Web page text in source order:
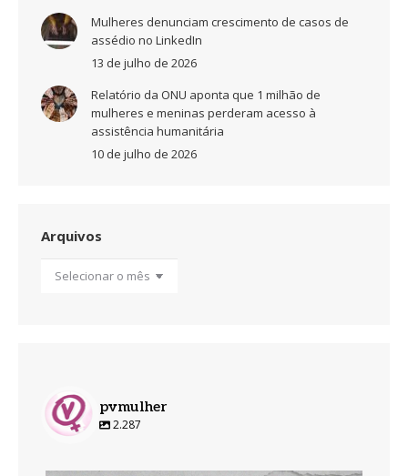
Mulheres denunciam crescimento de casos de
assédio no LinkedIn
13 de julho de 2026
Relatório da ONU aponta que 1 milhão de
mulheres e meninas perderam acesso à
assistência humanitária
10 de julho de 2026
Arquivos
pvmulher
2.287